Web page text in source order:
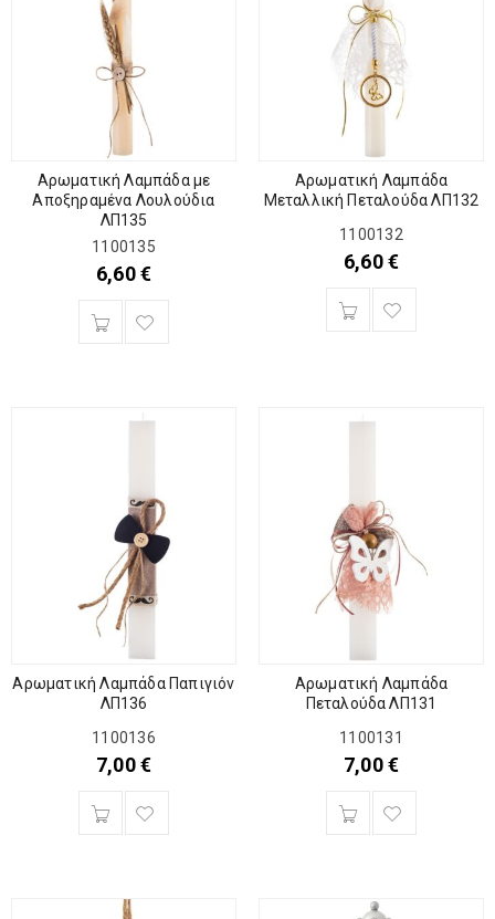
Αρωματική Λαμπάδα με
Αποξηραμένα Λουλούδια
ΛΠ135
1100135
6,60€
Αρωματική Λαμπάδα
Μεταλλική Πεταλούδα ΛΠ132
1100132
6,60€
Αρωματική Λαμπάδα Παπιγιόν
ΛΠ136
1100136
7,00€
Αρωματική Λαμπάδα
Πεταλούδα ΛΠ131
1100131
7,00€